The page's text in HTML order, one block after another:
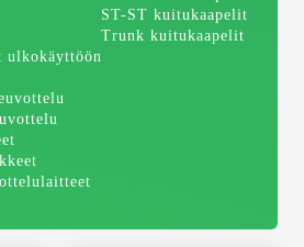
ST-ST kuitukaapelit
Trunk kuitukaapelit
ulkokäyttöön